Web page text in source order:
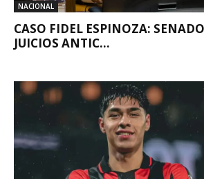
NACIONAL
CASO FIDEL ESPINOZA:
JUICIOS ANTIC...